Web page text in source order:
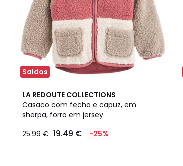
Saldos
LA REDOUTE COLLECTIONS
Casaco com fecho e capuz, em
sherpa, forro em jersey
25.99 € 19.49 € -25%
4
/
5